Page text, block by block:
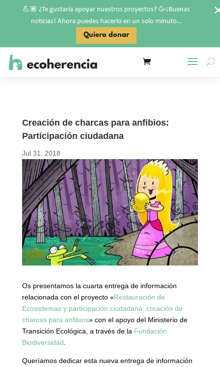
Creación de charcas para anfibios:
Participación ciudadana
Jul 31, 2018
Os presentamos la cuarta entrega de información
relacionada con el proyecto «Restauración de
Ecosistemas y participación ciudadana: creación de
charcas para anfibios» con el apoyo del Ministerio de
Transición Ecológica, a través de la Fundación
Biodiversidad
Queríamos dedicar esta nueva entrega de información
💪🏽 ¿Te gustaría apoyar nuestros proyectos? 🥳¡Buenas
noticias! Ahora puedes hacerlo en un solo minuto…
Quiero donar